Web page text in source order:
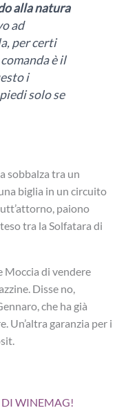
alla natura
ad
per certi
è il
i
solo se
sobbalza tra un
biglia in un circuito
paiono
tra la Solfatara di
Moccia di vendere
Disse no,
che ha già
Un’altra garanzia per i
DI WINEMAG!